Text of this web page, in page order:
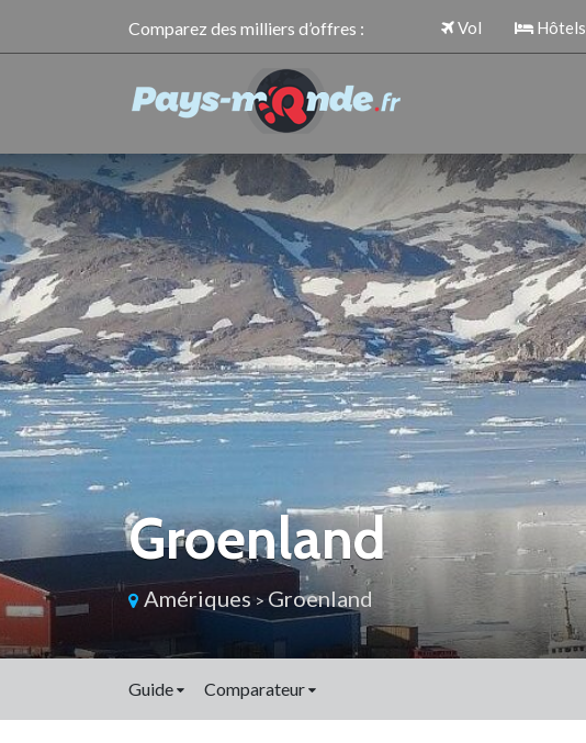
Comparez des milliers d’offres : Vol Hôtels
Groenland
Amériques> Groenland
Guide Comparateur